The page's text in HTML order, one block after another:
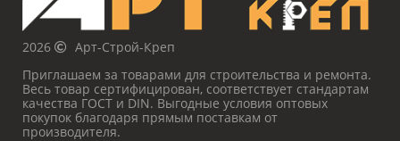
2026
Арт-Строй-Креп
Приглашаем за товарами для строительства и ремонта.
Весь товар сертифицирован, соответствует стандартам
качества ГОСТ и DIN. Выгодные условия оптовых
покупок благодаря прямым поставкам от
производителя.